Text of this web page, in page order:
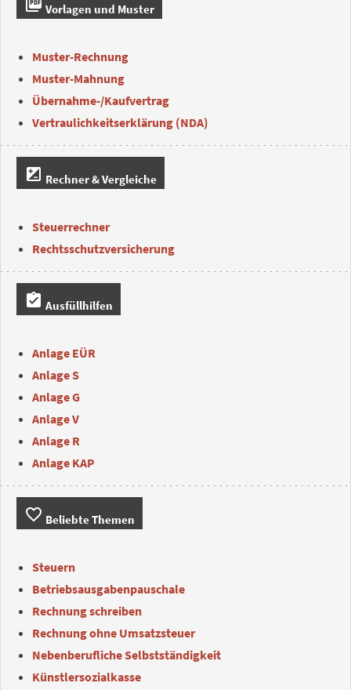
picture_as_pdf Vorlagen und Muster
Muster-Rechnung
Muster-Mahnung
Übernahme-/Kaufvertrag
Vertraulichkeitserklärung (NDA)
iso Rechner & Vergleiche
Steuerrechner
Rechtsschutzversicherung
assignment_turned_in Ausfüllhilfen
Anlage EÜR
Anlage S
Anlage G
Anlage V
Anlage R
Anlage KAP
favorite_border Beliebte Themen
Steuern
Betriebsausgabenpauschale
Rechnung schreiben
Rechnung ohne Umsatzsteuer
Nebenberufliche Selbstständigkeit
Künstlersozialkasse